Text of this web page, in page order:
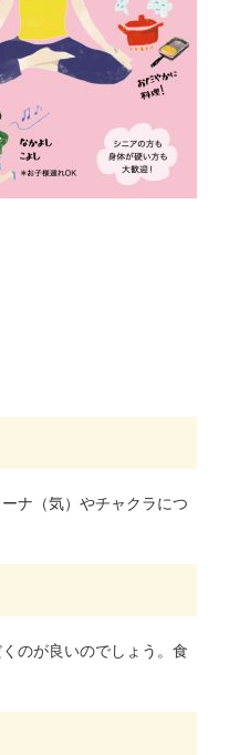
ナ（気）やチャクラにつ
のが良いのでしょう。食